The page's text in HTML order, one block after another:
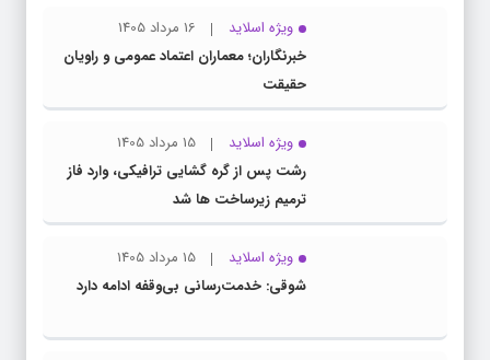
ویژه اسلاید
16 مرداد 1405
خبرنگاران؛ معماران اعتماد عمومی و راویان
حقیقت
ویژه اسلاید
15 مرداد 1405
رشت پس از گره گشایی ترافیکی، وارد فاز
ترمیم زیرساخت ها شد
ویژه اسلاید
15 مرداد 1405
شوقی: خدمت‌رسانی بی‌وقفه ادامه دارد